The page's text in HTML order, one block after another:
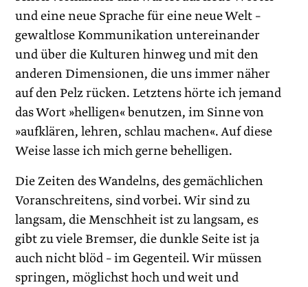
und eine neue Sprache für eine neue Welt –
gewaltlose Kommunikation untereinander
und über die Kulturen hinweg und mit den
anderen Dimensionen, die uns immer näher
auf den Pelz rücken. Letztens hörte ich jemand
das Wort »helligen« benutzen, im Sinne von
»aufklären, lehren, schlau machen«. Auf diese
Weise lasse ich mich gerne behelligen.
Die Zeiten des Wandelns, des gemächlichen
Voranschreitens, sind vorbei. Wir sind zu
langsam, die Menschheit ist zu langsam, es
gibt zu viele Bremser, die dunkle Seite ist ja
auch nicht blöd – im Gegenteil. Wir müssen
springen, möglichst hoch und weit und